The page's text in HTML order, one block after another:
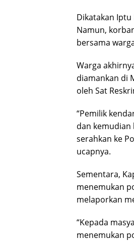
Dikatakan
Namun,
bersama
Warga
diamankan di
oleh Sat
“Pemilik
dan
serahkan ke
ucapnya.
Sementara,
menemukan
melaporkan
“Kepada
menemukan